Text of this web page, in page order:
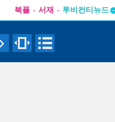
북플 서재
투비컨티뉴드